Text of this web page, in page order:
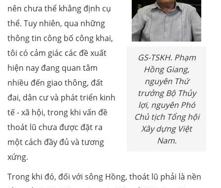
GS-TSKH. Phạm
Hồng Giang,
nguyên Thứ
trưởng Bộ Thủy
lợi, nguyên Phó
Chủ tịch Tổng hội
Xây dựng Việt
Nam.
nên chưa thể khẳng định cụ
thể. Tuy nhiên, qua những
thông tin công bố công khai,
tôi có cảm giác các đề xuất
hiện nay đang quan tâm
nhiều đến giao thông, đất
đai, dân cư và phát triển kinh
tế - xã hội, trong khi vấn đề
thoát lũ chưa được đặt ra
một cách đầy đủ và tương
xứng.
Trong khi đó, đối với sông Hồng, thoát lũ phải là nền